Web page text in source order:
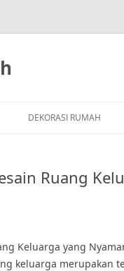
DEKORASI RUMAH
Ruang
Keluarga yang
keluarga merupakan